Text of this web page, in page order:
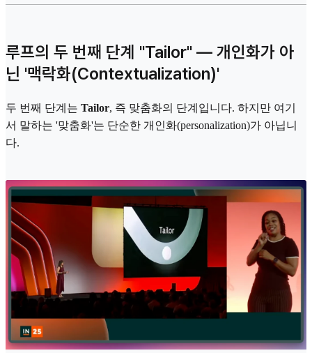
루프의 두 번째 단계 "Tailor" — 개인화가 아
닌 '맥락화(Contextualization)'
두 번째 단계는 Tailor, 즉 맞춤화의 단계입니다. 하지만 여기
서 말하는 '맞춤화'는 단순한 개인화(personalization)가 아닙니
다.